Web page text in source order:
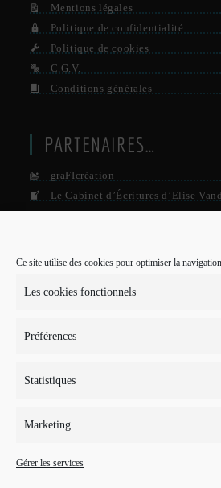
Ce site utilise des cookies pour optimiser la
Les cookies fonctionnels
Préférences
Statistiques
Marketing
Gérer les services
Mentions légales
Politique de confidentialité
Politique de cookies
C.G.V.
Conditions générales
PARTENAIRES…
graFIcréation
Le Cabinet d’Écritures d’Elise
POUR ME CONTACTER…
Mobile :
E-mail :
LETTRE D’INFORMATION